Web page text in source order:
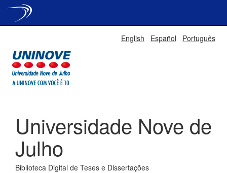
English Español Português
Universidade Nove de
Julho
Biblioteca Digital de Teses e Dissertações